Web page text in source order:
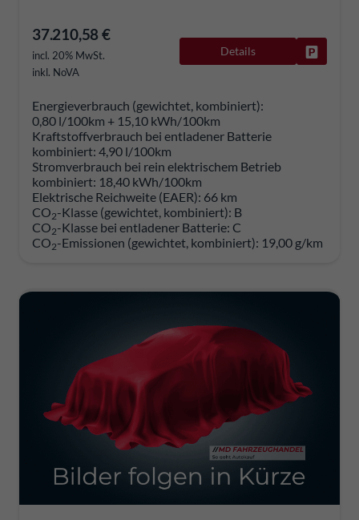
37.210,58 €
incl. 20% MwSt.
inkl. NoVA
Details
Energieverbrauch (gewichtet, kombiniert):
0,80 l/100km + 15,10 kWh/100km
Kraftstoffverbrauch bei entladener Batterie
kombiniert: 4,90 l/100km
Stromverbrauch bei rein elektrischem Betrieb
kombiniert: 18,40 kWh/100km
Elektrische Reichweite (EAER): 66 km
CO2-Klasse (gewichtet, kombiniert): B
CO2-Klasse bei entladener Batterie: C
CO2-Emissionen (gewichtet, kombiniert): 19,00 g/km